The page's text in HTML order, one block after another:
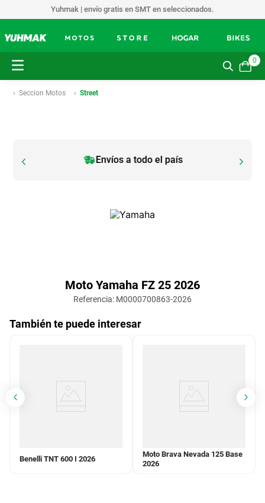
Yuhmak | envío gratis en SMT en seleccionados.
0
Seccion Motos Street
Envíos a todo el país
Moto Yamaha FZ 25 2026
Referencia: M0000700863-2026
También te puede interesar
Benelli TNT 600 I 2026
Moto Brava Nevada 125 Base
2026